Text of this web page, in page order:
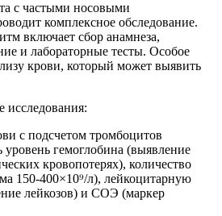
с частыми носовыми
комплексное обследование.
включает сбор анамнеза,
и лабораторные тесты. Особое
крови, который может выявить
исследования:
с подсчетом тромбоцитов
уровень гемоглобина (выявление
кровопотерях), количество
150-400×10⁹/л), лейкоцитарную
лейкозов) и СОЭ (маркер